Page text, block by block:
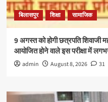
बिलासपुर शिक्षा सामाजिक
9 अगस्त को होगी छत्रपति शिवाजी
आयोजित होने वाले इस परीक्षा में
admin August 8, 2026 31